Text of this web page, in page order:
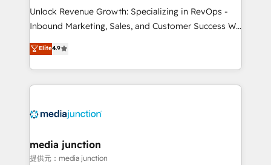
Unlock Revenue Growth: Specializing in RevOps -
Inbound Marketing, Sales, and Customer Success We
specialize in driving revenue growth for companies
across industries through tailored marketing, sales,
and customer success strategies, utilizing RevOps
methodologies. As Latin America's largest HubSpot
offer unparalleled insights. Operating in five
Mexico, USA, and Portugal—we've executed over a
hundred successful operations. Our approach,
Elite4.9
media junction
提供元：media junction